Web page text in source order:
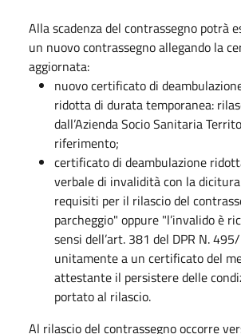
Alla scadenza del contrassegno potrà
un nuovo contrassegno allegando la
aggiornata:
nuovo certificato di
ridotta di durata temporanea:
dall’Azienda Socio Sanitaria
riferimento;
certificato di deambulazione
verbale di invalidità con la
requisiti per il rilascio del
parcheggio" oppure "l’invalido è
sensi dell’art. 381 del DPR N.
unitamente a un certificato del
attestante il persistere delle
portato al rilascio.
Al rilascio del contrassegno occorre